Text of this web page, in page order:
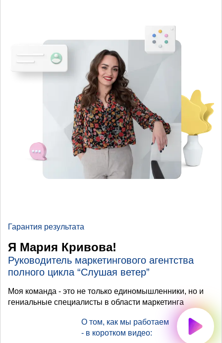
Гарантия результата
Я Мария Кривова!
Руководитель маркетингового агентства
полного цикла “Слушая ветер”
Моя команда - это не только единомышленники, но и
гениальные специалисты в области маркетинга
О том, как мы работаем
- в коротком видео: